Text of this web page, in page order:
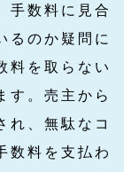
手数料に見合
るのか疑問に
料を取らない
す。売主から
れ、無駄なコ
数料を支払わ